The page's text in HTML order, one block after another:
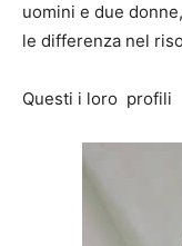
uomini e due
le differenza nel
Questi i loro profili